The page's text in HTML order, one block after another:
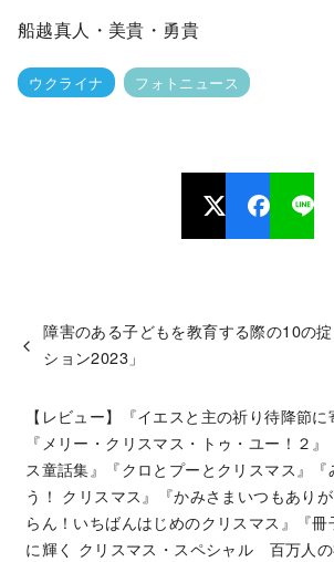
船越真人・美貴・勇貴
ウクライナ フォトニュース
障害のある子どもを教育する際の10の
ション2023」
【レビュー】『イエスと主の祈り待降節に
『メリー・クリスマス・トゥ・ユー！２
ス童話集』『クロとプーとクリスマス』『
う！ クリスマス』『かみさまいつもあり
らん！いちばんはじめのクリスマス』『
に輝く クリスマス・スペシャル 百万人の